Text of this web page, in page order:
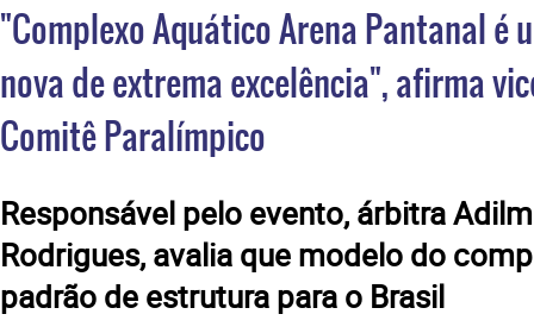
"Complexo Aquático Arena Pantanal é
nova de extrema excelência", afirma
Comitê Paralímpico
​Responsável pelo evento, árbitra
Rodrigues, avalia que modelo do
padrão de estrutura para o Brasil